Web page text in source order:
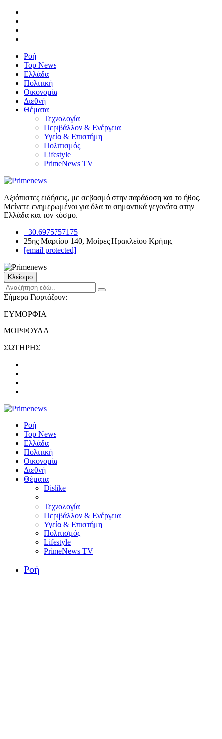
Ροή
Top News
Ελλάδα
Πολιτική
Οικονομία
Διεθνή
Θέματα
Τεχνολογία
Περιβάλλον & Ενέργεια
Υγεία & Επιστήμη
Πολιτισμός
Lifestyle
PrimeNews TV
Αξιόπιστες ειδήσεις, με σεβασμό στην παράδοση και το ήθος.
Μείνετε ενημερωμένοι για όλα τα σημαντικά γεγονότα στην
Ελλάδα και τον κόσμο.
+30.6975757175
25ης Μαρτίου 140, Μοίρες Ηρακλείου Κρήτης
[email protected]
Κλείσιμο
Σήμερα Γιορτάζουν:
ΕΥΜΟΡΦΙΑ
ΜΟΡΦΟΥΛΑ
ΣΩΤΗΡΗΣ
Ροή
Top News
Ελλάδα
Πολιτική
Οικονομία
Διεθνή
Θέματα
Dislike
Τεχνολογία
Περιβάλλον & Ενέργεια
Υγεία & Επιστήμη
Πολιτισμός
Lifestyle
PrimeNews TV
Ροή